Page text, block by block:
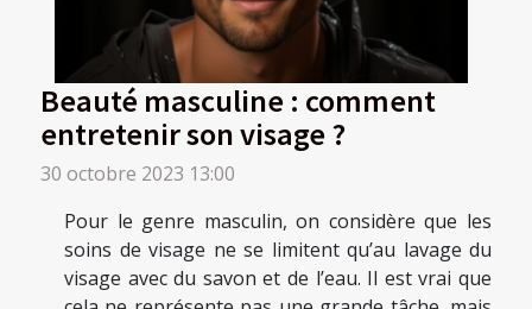
Beauté masculine : comment
entretenir son visage ?
30 octobre 2023 13:00
Pour le genre masculin, on considère que les
soins de visage ne se limitent qu’au lavage du
visage avec du savon et de l’eau. Il est vrai que